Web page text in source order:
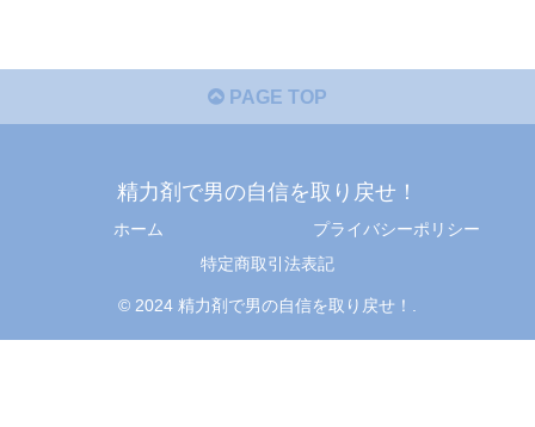
PAGE TOP
精力剤で男の自信を取り戻せ！
ホーム
プライバシーポリシー
特定商取引法表記
© 2024 精力剤で男の自信を取り戻せ！.